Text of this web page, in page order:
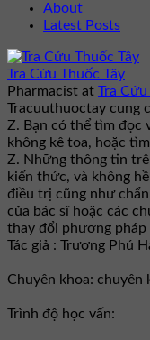
About
Latest Posts
Tra Cứu Thuốc Tây
Pharmacist at Tra
Tracuuthuoctay cung
Z. Bạn có thể tìm đọc
không kê toa, hoặc
Z. Những thông tin
kiến thức, và không
điều trị cũng như
của bác sĩ hoặc các
thay đổi phương pháp
Tác giả : Trương Phú
Chuyên khoa: chuyên
Trình độ học vấn: